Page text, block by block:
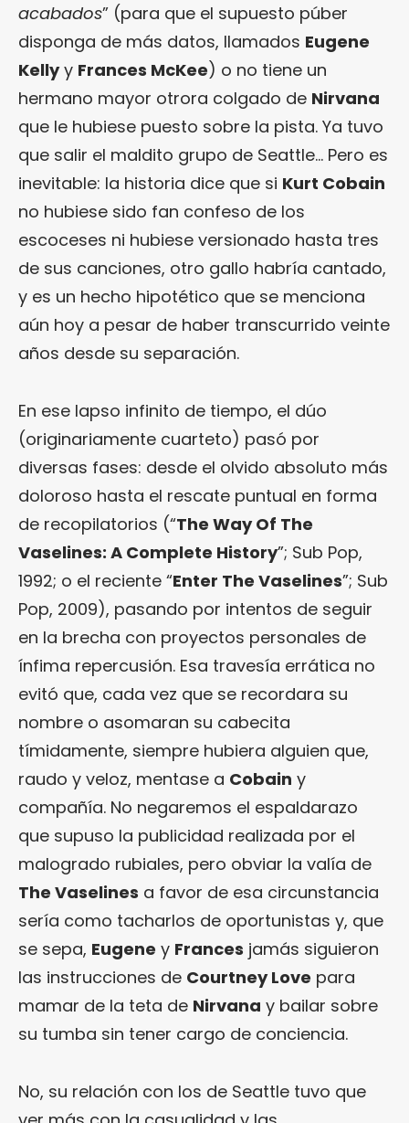
acabados” (para que el supuesto púber
disponga de más datos, llamados Eugene
Kellyy Frances McKee) o no tiene un
hermano mayor otrora colgado de Nirvana
que le hubiese puesto sobre la pista. Ya tuvo
que salir el maldito grupo de Seattle… Pero es
inevitable: la historia dice que si Kurt Cobain
no hubiese sido fan confeso de los
escoceses ni hubiese versionado hasta tres
de sus canciones, otro gallo habría cantado,
y es un hecho hipotético que se menciona
aún hoy a pesar de haber transcurrido veinte
años desde su separación.
En ese lapso infinito de tiempo, el dúo
(originariamente cuarteto) pasó por
diversas fases: desde el olvido absoluto más
doloroso hasta el rescate puntual en forma
de recopilatorios (“The Way Of The
Vaselines: A Complete History”; Sub Pop,
1992; o el reciente “Enter The Vaselines”; Sub
Pop, 2009), pasando por intentos de seguir
en la brecha con proyectos personales de
ínfima repercusión. Esa travesía errática no
evitó que, cada vez que se recordara su
nombre o asomaran su cabecita
tímidamente, siempre hubiera alguien que,
raudo y veloz, mentase a Cobain y
compañía. No negaremos el espaldarazo
que supuso la publicidad realizada por el
malogrado rubiales, pero obviar la valía de
The Vaselines a favor de esa circunstancia
sería como tacharlos de oportunistas y, que
se sepa, Eugene y Frances jamás siguieron
las instrucciones de Courtney Love para
mamar de la teta de Nirvana y bailar sobre
su tumba sin tener cargo de conciencia.
No, su relación con los de Seattle tuvo que